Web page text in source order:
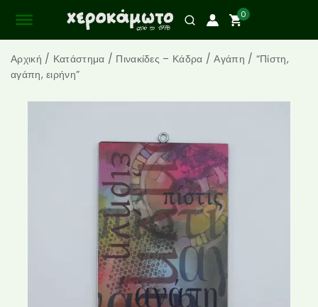
0
Αρχική / Κατάστημα / Πινακίδες – Κάδρα / Αγάπη / “Πίστη,
αγάπη, ειρήνη”